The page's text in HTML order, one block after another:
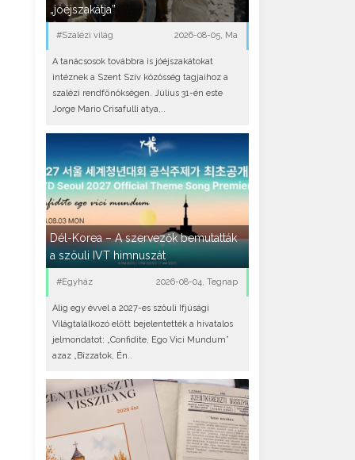
„jóéjszakátja”
#Szalézi világ 2026-08-05, Ma
A tanácsosok továbbra is jóéjszakátokat
intéznek a Szent Szív közösség tagjaihoz a
szalézi rendfőnökségen. Július 31-én este
Jorge Mario Crisafulli atya,..
Dél-Korea – A szervezők bemutatták
a szöuli IVT himnuszát
#Egyház 2026-08-04, Tegnap
Alig egy évvel a 2027-es szöuli Ifjúsági
Világtalálkozó előtt bejelentették a hivatalos
jelmondatot: „Confidite, Ego Vici Mundum”
azaz „Bízzatok, Én..